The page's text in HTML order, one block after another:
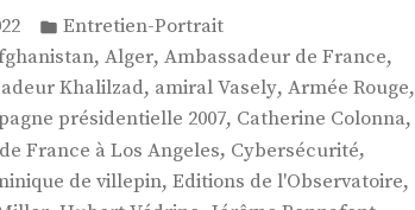
Publié
dans
Entretien-Portrait
, Alger, Ambassadeur de France,
Khalilzad, amiral Vasely, Armée Rouge,
présidentielle 2007, Catherine Colonna,
France à Los Angeles, Cybersécurité,
de villepin, Editions de l'Observatoire,